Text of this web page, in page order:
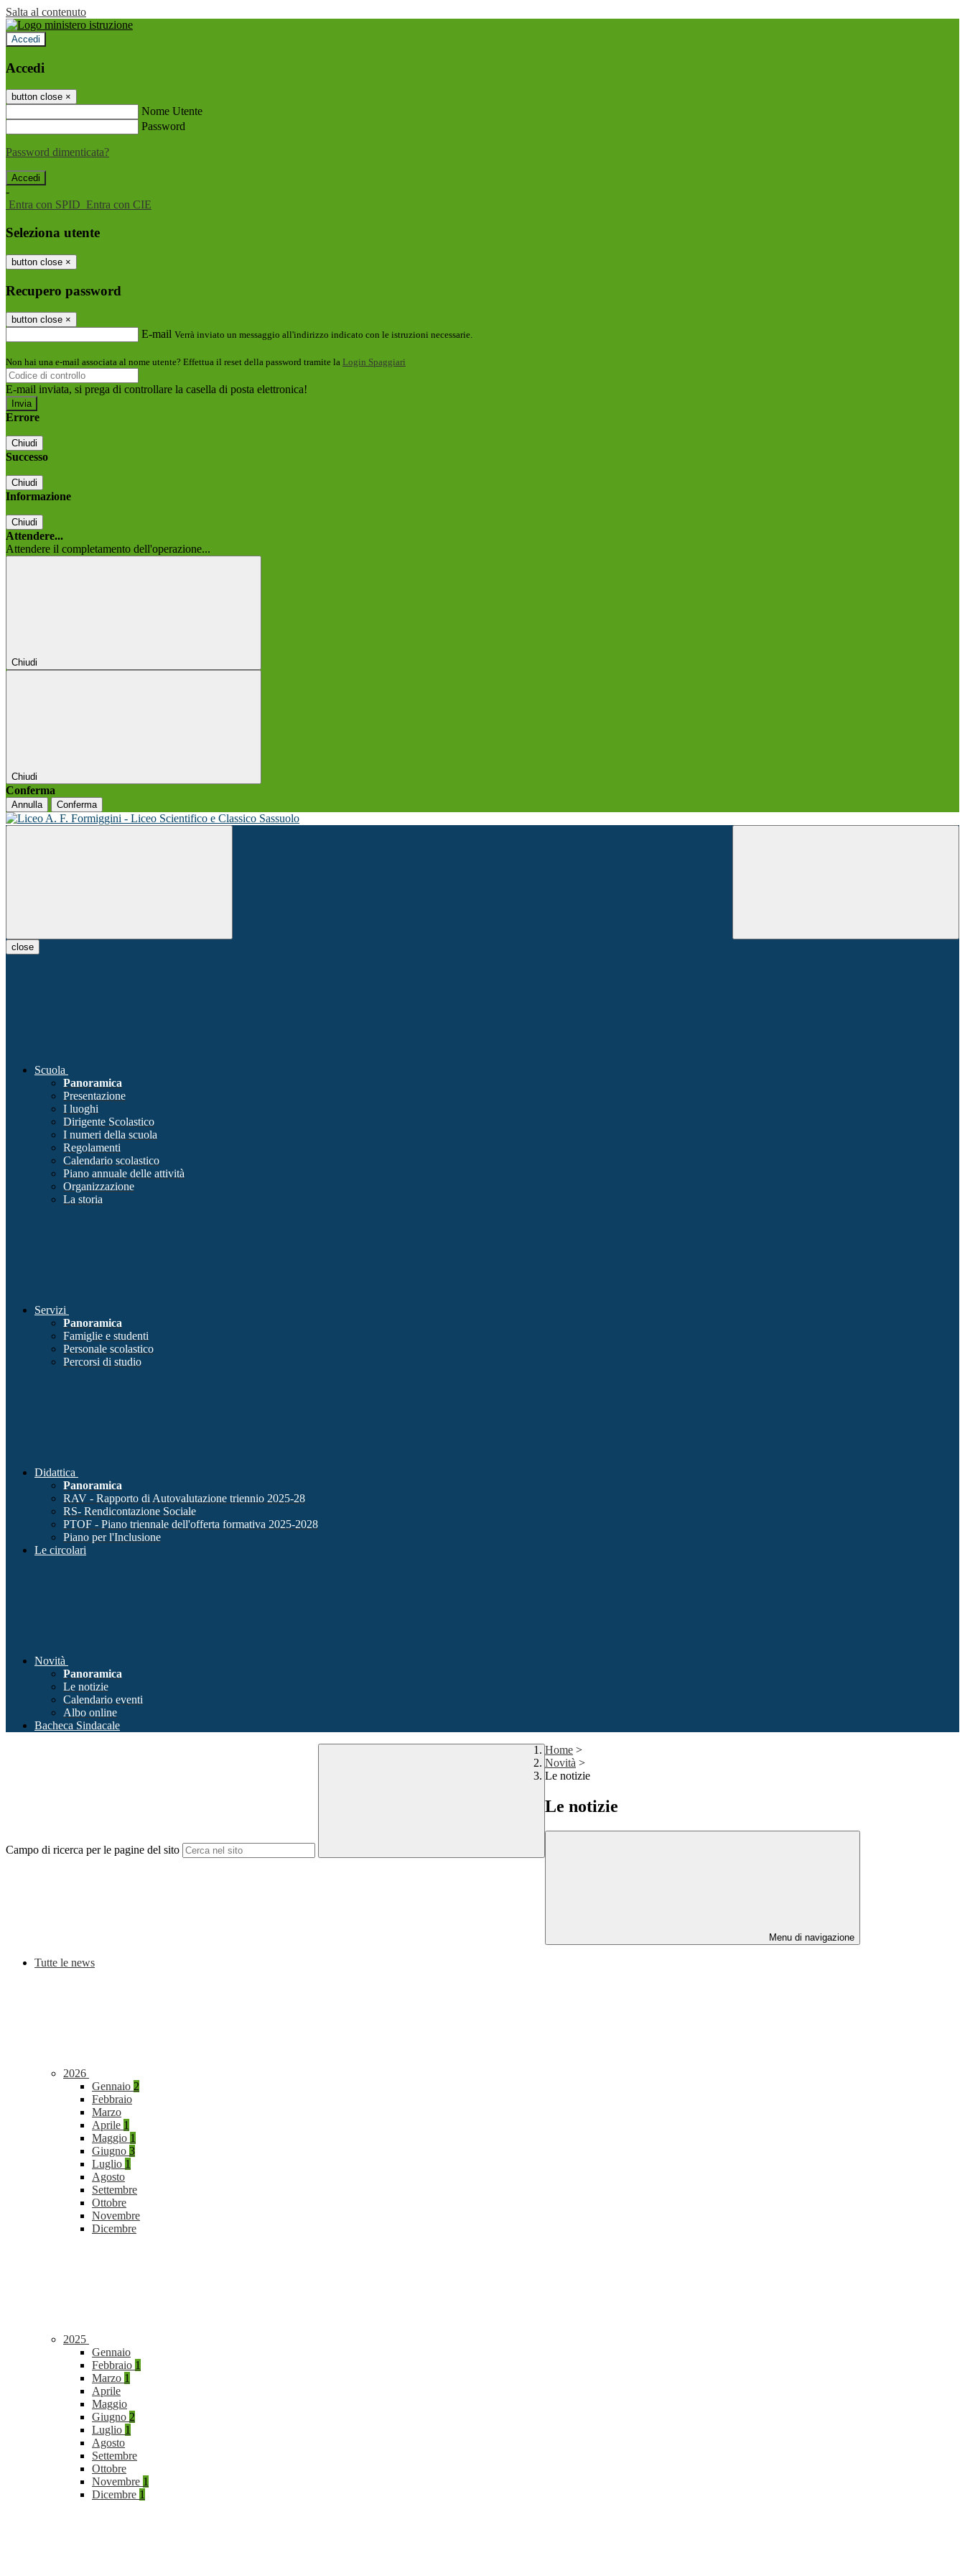
Salta al contenuto
Accedi
Accedi
button close ×
Nome Utente
Password
Password dimenticata?
-
Entra con SPID Entra con CIE
Seleziona utente
button close ×
Recupero password
button close ×
E-mail Verrà inviato un messaggio all'indirizzo indicato con le istruzioni necessarie.
Non hai una e-mail associata al nome utente? Effettua il reset della password tramite la Login Spaggiari
E-mail inviata, si prega di controllare la casella di posta elettronica!
Errore
Chiudi
Successo
Chiudi
Informazione
Chiudi
Attendere...
Attendere il completamento dell'operazione...
Chiudi
Chiudi
Conferma
Annulla Conferma
close
Scuola
Panoramica
Presentazione
I luoghi
Dirigente Scolastico
I numeri della scuola
Regolamenti
Calendario scolastico
Piano annuale delle attività
Organizzazione
La storia
Servizi
Panoramica
Famiglie e studenti
Personale scolastico
Percorsi di studio
Didattica
Panoramica
RAV - Rapporto di Autovalutazione triennio 2025-28
RS- Rendicontazione Sociale
PTOF - Piano triennale dell'offerta formativa 2025-2028
Piano per l'Inclusione
Le circolari
Novità
Panoramica
Le notizie
Calendario eventi
Albo online
Bacheca Sindacale
Campo di ricerca per le pagine del sito
Home >
Novità >
Le notizie
Le notizie
Menu di navigazione
Tutte le news
2026
Gennaio 2
Febbraio
Marzo
Aprile 1
Maggio 1
Giugno 3
Luglio 1
Agosto
Settembre
Ottobre
Novembre
Dicembre
2025
Gennaio
Febbraio 1
Marzo 1
Aprile
Maggio
Giugno 2
Luglio 1
Agosto
Settembre
Ottobre
Novembre 1
Dicembre 1